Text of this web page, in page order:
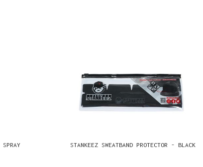
SPRAY STANKEEZ SWEATBAND PROTECTOR - BLACK